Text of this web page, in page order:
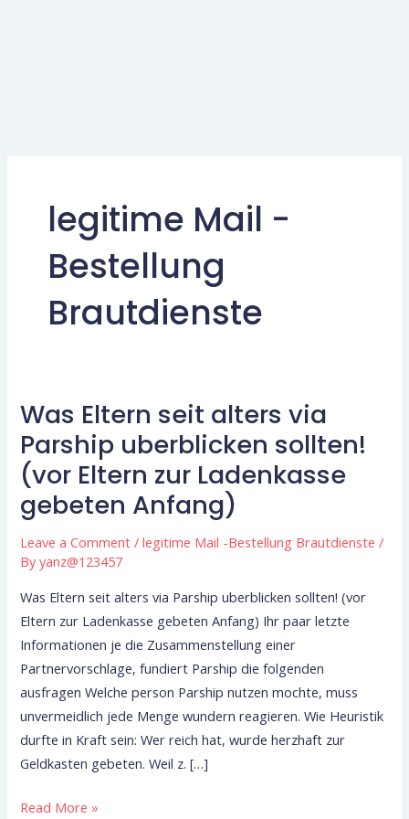
legitime Mail -
Bestellung
Brautdienste
Was Eltern seit alters via
Parship uberblicken sollten!
(vor Eltern zur Ladenkasse
gebeten Anfang)
Leave a Comment /legitime Mail -Bestellung Brautdienste /
Byyanz@123457
Was Eltern seit alters via Parship uberblicken sollten! (vor
Eltern zur Ladenkasse gebeten Anfang) Ihr paar letzte
Informationen je die Zusammenstellung einer
Partnervorschlage, fundiert Parship die folgenden
ausfragen Welche person Parship nutzen mochte, muss
unvermeidlich jede Menge wundern reagieren. Wie Heuristik
durfte in Kraft sein: Wer reich hat, wurde herzhaft zur
Geldkasten gebeten. Weil z. […]
Was
Eltern
seit
alters
via
uberblicken
(vor
Eltern
zur
Ladenkasse
gebeten
Anfang)
Read More »